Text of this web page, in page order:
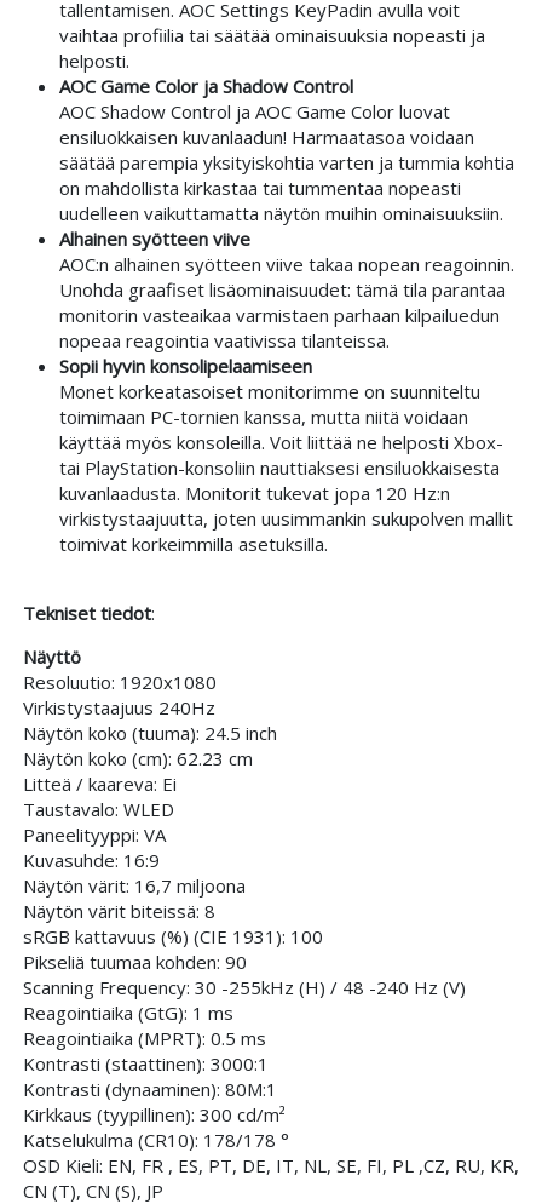
tallentamisen. AOC Settings KeyPadin avulla voit
vaihtaa profiilia tai säätää ominaisuuksia nopeasti ja
helposti.
AOC Game Color ja Shadow Control
AOC Shadow Control ja AOC Game Color luovat
ensiluokkaisen kuvanlaadun! Harmaatasoa voidaan
säätää parempia yksityiskohtia varten ja tummia kohtia
on mahdollista kirkastaa tai tummentaa nopeasti
uudelleen vaikuttamatta näytön muihin ominaisuuksiin.
Alhainen syötteen viive
AOC:n alhainen syötteen viive takaa nopean reagoinnin.
Unohda graafiset lisäominaisuudet: tämä tila parantaa
monitorin vasteaikaa varmistaen parhaan kilpailuedun
nopeaa reagointia vaativissa tilanteissa.
Sopii hyvin konsolipelaamiseen
Monet korkeatasoiset monitorimme on suunniteltu
toimimaan PC-tornien kanssa, mutta niitä voidaan
käyttää myös konsoleilla. Voit liittää ne helposti Xbox-
tai PlayStation-konsoliin nauttiaksesi ensiluokkaisesta
kuvanlaadusta. Monitorit tukevat jopa 120 Hz:n
virkistystaajuutta, joten uusimmankin sukupolven mallit
toimivat korkeimmilla asetuksilla.
Tekniset tiedot:
Näyttö
Resoluutio: 1920x1080
Virkistystaajuus 240Hz
Näytön koko (tuuma): 24.5 inch
Näytön koko (cm): 62.23 cm
Litteä / kaareva: Ei
Taustavalo: WLED
Paneelityyppi: VA
Kuvasuhde: 16:9
Näytön värit: 16,7 miljoona
Näytön värit biteissä: 8
sRGB kattavuus (%) (CIE 1931): 100
Pikseliä tuumaa kohden: 90
Scanning Frequency: 30 -255kHz (H) / 48 -240 Hz (V)
Reagointiaika (GtG): 1 ms
Reagointiaika (MPRT): 0.5 ms
Kontrasti (staattinen): 3000:1
Kontrasti (dynaaminen): 80M:1
Kirkkaus (tyypillinen): 300 cd/m²
Katselukulma (CR10): 178/178 °
OSD Kieli: EN, FR , ES, PT, DE, IT, NL, SE, FI, PL ,CZ, RU, KR,
CN (T), CN (S), JP